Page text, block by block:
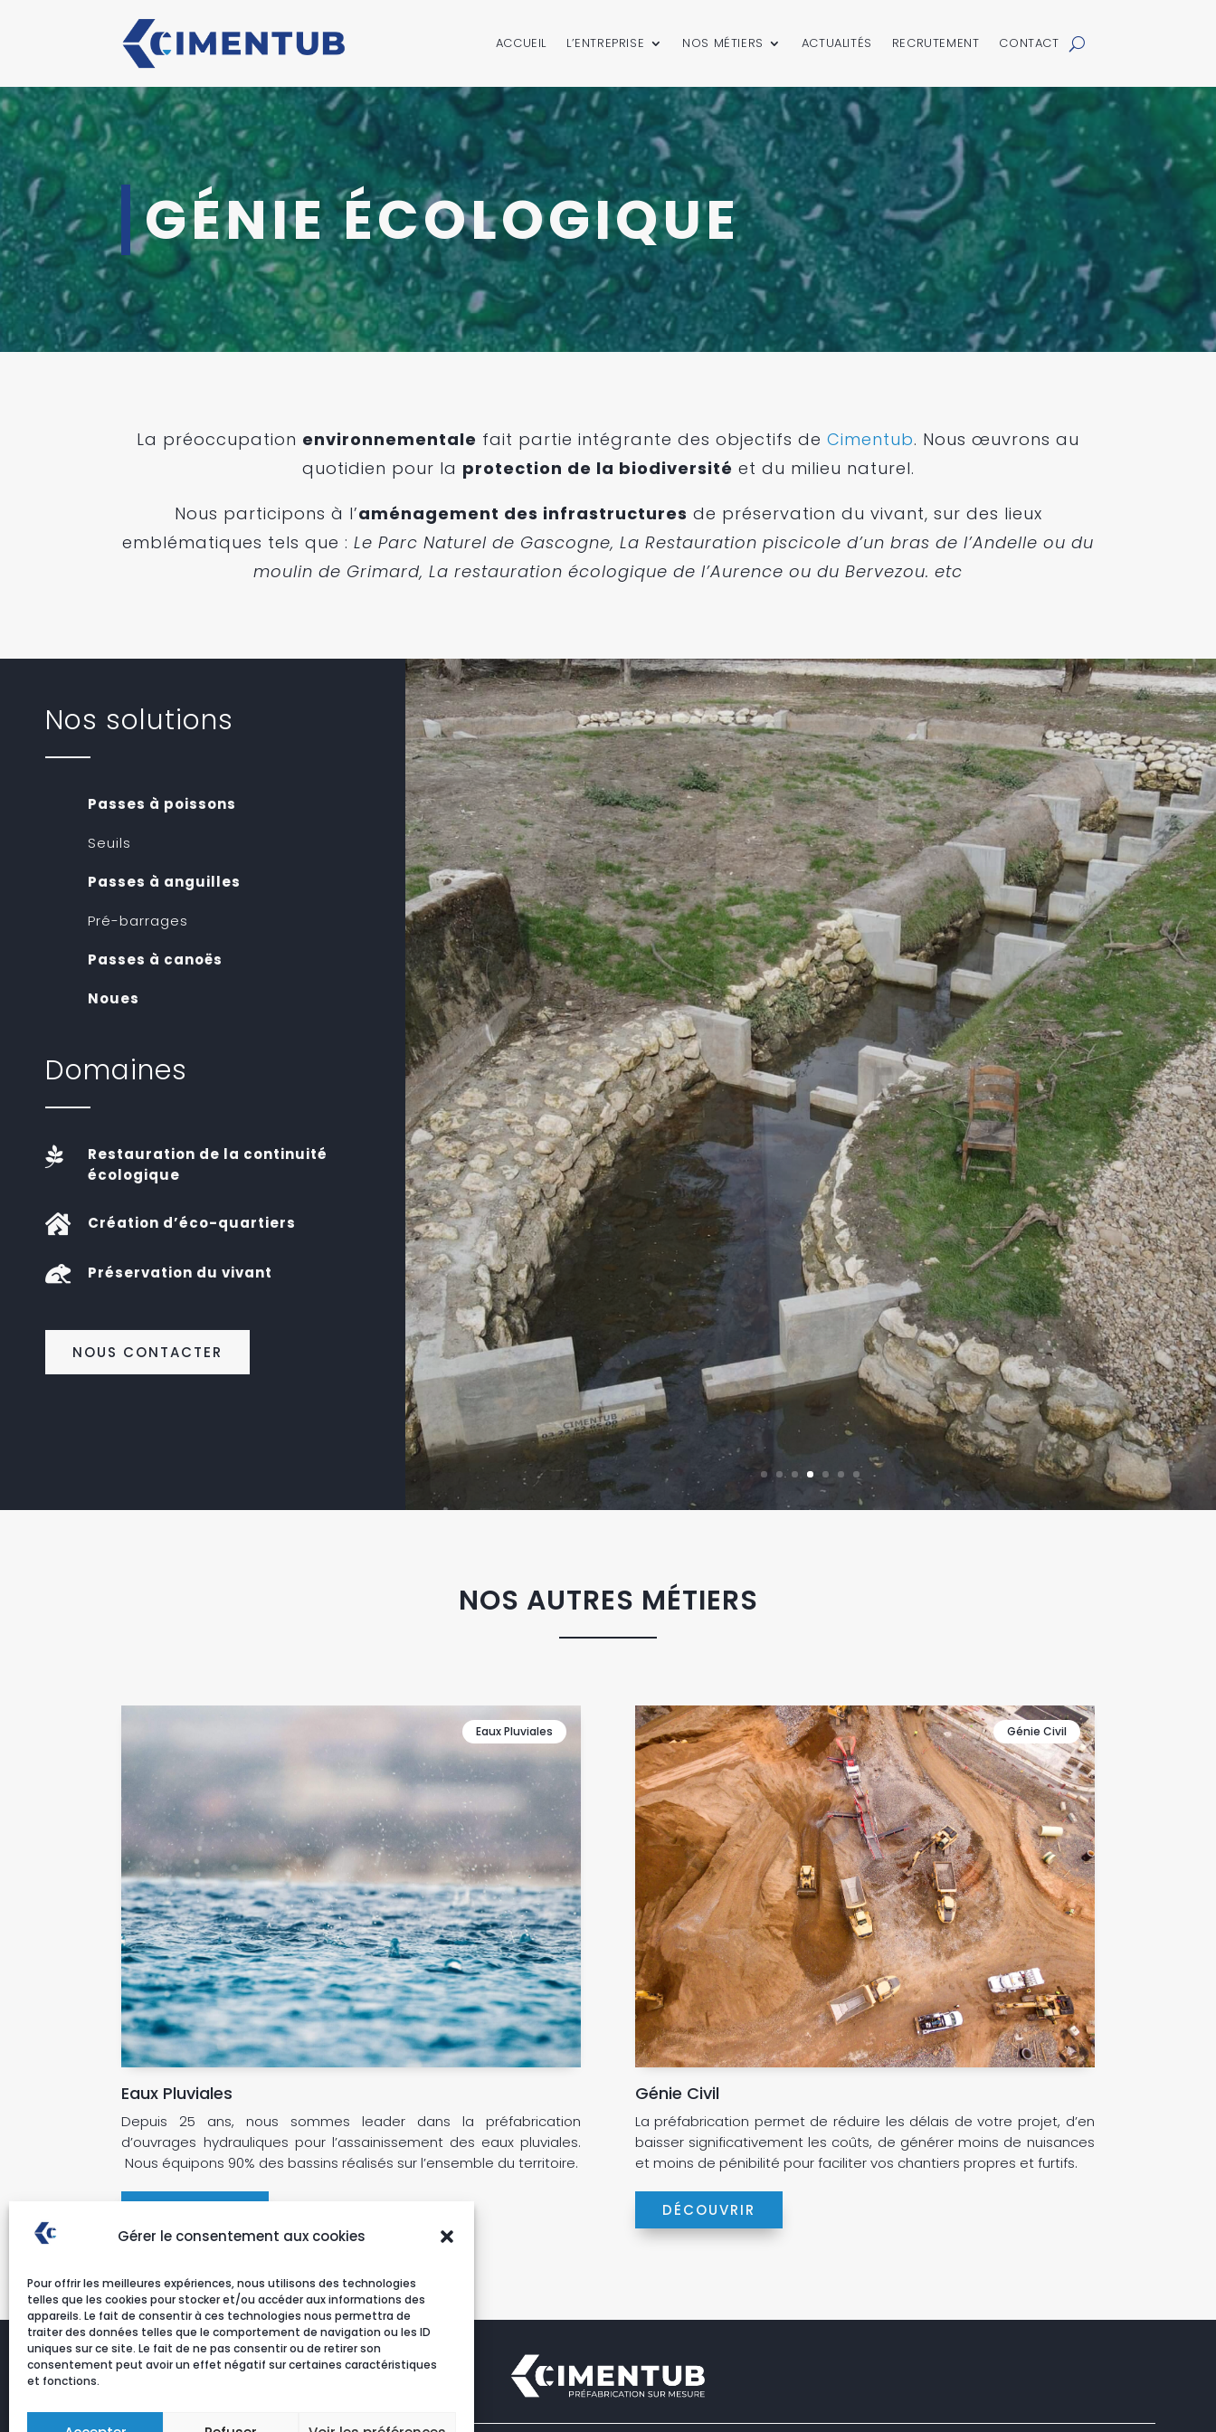
Gérer le consentement aux cookies
Pour offrir les meilleures expériences, nous utilisons des technologies
telles que les cookies pour stocker et/ou accéder aux informations des
appareils. Le fait de consentir à ces technologies nous permettra de
traiter des données telles que le comportement de navigation ou les ID
uniques sur ce site. Le fait de ne pas consentir ou de retirer son
consentement peut avoir un effet négatif sur certaines caractéristiques
et fonctions.
ACCUEIL L’ENTREPRISE NOS MÉTIERS ACTUALITÉS RECRUTEMENT CONTACT
GÉNIE ÉCOLOGIQUE
La préoccupation environnementale fait partie intégrante des objectifs de Cimentub. Nous œuvrons au
quotidien pour la protection de la biodiversité et du milieu naturel.
Nous participons à l’aménagement des infrastructures de préservation du vivant, sur des lieux
emblématiques tels que : Le Parc Naturel de Gascogne, La Restauration piscicole d’un bras de l’Andelle ou du
moulin de Grimard, La restauration écologique de l’Aurence ou du Bervezou. etc
Nos solutions
Passes à poissons
Seuils
Passes à anguilles
Pré-barrages
Passes à canoës
Noues
Domaines

Restauration de la continuité
écologique
 Création d’éco-quartiers
 Préservation du vivant
NOUS CONTACTER
NOS AUTRES MÉTIERS
Eaux Pluviales
Eaux Pluviales
Depuis 25 ans, nous sommes leader dans la préfabrication
d’ouvrages hydrauliques pour l’assainissement des eaux pluviales.
Nous équipons 90% des bassins réalisés sur l’ensemble du territoire.
Génie Civil
Génie Civil
La préfabrication permet de réduire les délais de votre projet, d’en
baisser significativement les coûts, de générer moins de nuisances
et moins de pénibilité pour faciliter vos chantiers propres et furtifs.
DÉCOUVRIR